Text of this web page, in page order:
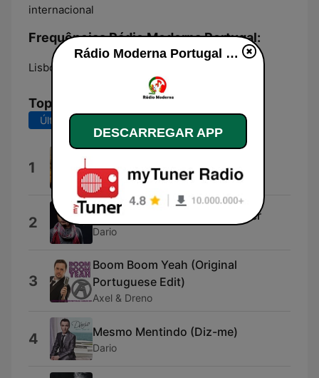
internacional
Frequências Rádio Moderna Portugal:
Lisbon:
Top Músicas
Últimos 7 dias
1 R3ckzet & Walker Silva
2 Se o Teu Coração Não Me Quer
Dario
3
Boom Boom Yeah (Original
Portuguese Edit)
Axel & Dreno
4 Mesmo Mentindo (Diz-me)
Dario
Rádio Moderna Portugal online
DESCARREGAR APP